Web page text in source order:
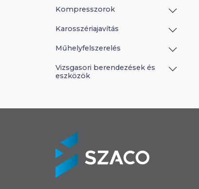
Kompresszorok
Karosszériajavítás
Műhelyfelszerelés
Vizsgasori berendezések és
eszközök